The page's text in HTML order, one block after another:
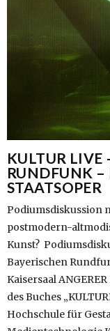
KULTUR LIVE
RUNDFUNK –
STAATSOPER
Podiumsdiskussion
postmodern-
Kunst?
Bayerischen
Kaisersaal
des Buches
Hochschule für